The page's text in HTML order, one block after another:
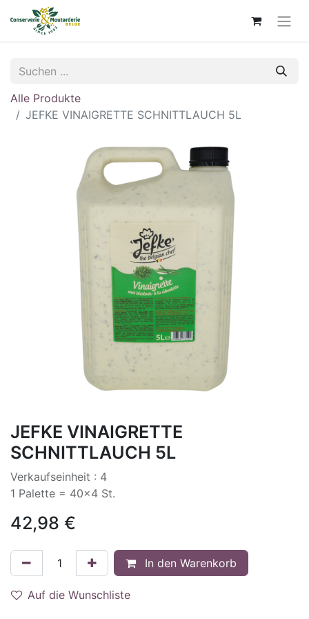
Alle Produkte
JEFKE VINAIGRETTE SCHNITTLAUCH 5L
JEFKE VINAIGRETTE
SCHNITTLAUCH 5L
Verkaufseinheit : 4
1 Palette = 40x4 St.
42,98 €
In den Warenkorb
Auf die Wunschliste